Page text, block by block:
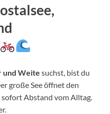
und Weite suchst, bist du
große See öffnet den
Abstand vom Alltag.